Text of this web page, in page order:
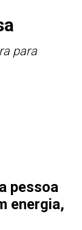
para
pessoa
energia,